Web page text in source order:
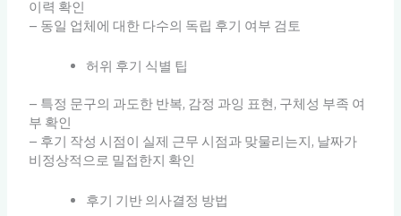
이력 확인
– 동일 업체에 대한 다수의 독립 후기 여부 검토
허위 후기 식별 팁
– 특정 문구의 과도한 반복, 감정 과잉 표현, 구체성 부족 여
부 확인
– 후기 작성 시점이 실제 근무 시점과 맞물리는지, 날짜가
비정상적으로 밀접한지 확인
후기 기반 의사결정 방법